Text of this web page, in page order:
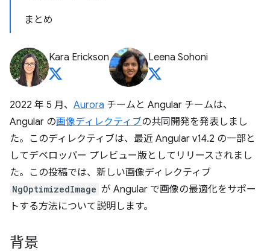
まとめ
Kara Erickson Leena Sohoni
2022 年 5 月、 Aurora チームと Angular チームは、
Angular の画像ディレクティブの共同開発を発表しまし
た。このディレクティブは、最近 Angular v14.2 の一部と
してデベロッパー プレビュー版としてリリースされまし
た。この投稿では、新しい画像ディレクティブ
NgOptimizedImage が Angular で画像の最適化をサポー
トする方法について説明します。
背景